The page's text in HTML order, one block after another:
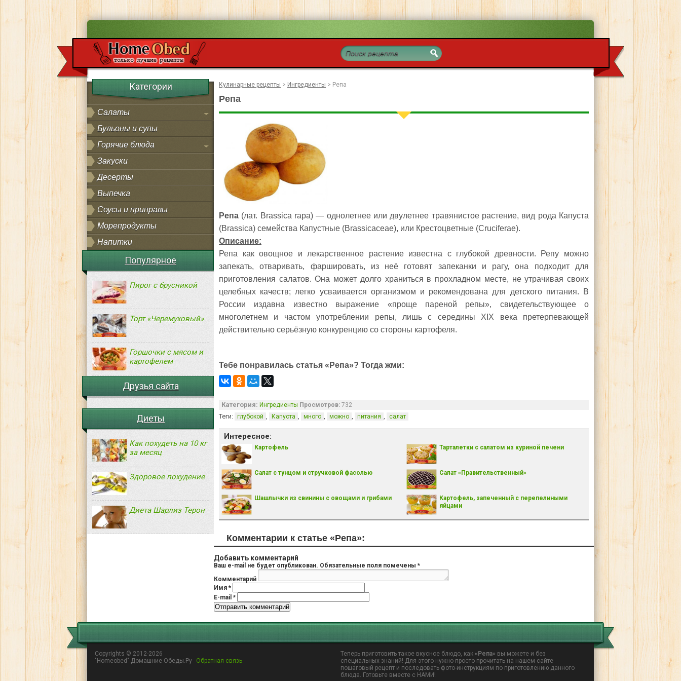
Категории
Салаты
Бульоны и супы
Горячие блюда
Закуски
Десерты
Выпечка
Соусы и приправы
Морепродукты
Напитки
Популярное
Пирог с брусникой
Торт «Черемуховый»
Горшочки с мясом и
картофелем
Друзья сайта
Диеты
Как похудеть на 10 кг
за месяц
Здоровое похудение
Диета Шарлиз Терон
Кулинарные рецепты > Ингредиенты > Репа
Репа
Репа (лат. Brassica rapa) — однолетнее или двулетнее травянистое растение, вид рода Капуста
(Brassica) семейства Капустные (Brassicaceae), или Крестоцветные (Cruciferae).
Описание:
Репа как овощное и лекарственное растение известна с глубокой древности. Репу можно
запекать, отваривать, фаршировать, из неё готовят запеканки и рагу, она подходит для
приготовления салатов. Она может долго храниться в прохладном месте, не утрачивая своих
целебных качеств; легко усваивается организмом и рекомендована для детского питания. В
России издавна известно выражение «проще пареной репы», свидетельствующее о
многолетнем и частом употреблении репы, лишь с середины XIX века претерпевающей
действительно серьёзную конкуренцию со стороны картофеля.
Тебе понравилась статья «Репа»? Тогда жми:
Категория: Ингредиенты Просмотров: 732
Теги: глубокой , Капуста , много , можно , питания , салат
Интересное:
Картофель Тарталетки с салатом из куриной печени
Салат с тунцом и стручковой фасолью Салат «Правительственный»
Шашлычки из свинины с овощами и грибами
Картофель, запеченный с перепелиными
яйцами
Комментарии к статье «Репа»:
Добавить комментарий
Ваш e-mail не будет опубликован. Обязательные поля помечены *
Комментарий
Имя *
E-mail *
Copyrights © 2012-2026
"Homeobed" Домашние Обеды.Ру
Обратная связь
Теперь приготовить такое вкусное блюдо, как «Репа» вы можете и без
специальных знаний! Для этого нужно просто прочитать на нашем сайте
пошаговый рецепт и последовать фото-инструкциям по приготовлению данного
блюда. Готовьте вместе с НАМИ!